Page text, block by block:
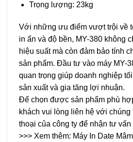
Trọng lượng: 23kg
Với những ưu điểm vượt trội về
in ấn và độ bền, MY-380 không
hiệu suất mà còn đảm bảo tính
sản phẩm. Đầu tư vào máy MY-
quan trọng giúp doanh nghiệp
sản xuất và gia tăng lợi nhuận.
Để chọn được sản phẩm phù
khách vui lòng liên hệ với chúng
thoại của công ty để nhận tư vấn
>>> Xem thêm: Máy In Date Mâm